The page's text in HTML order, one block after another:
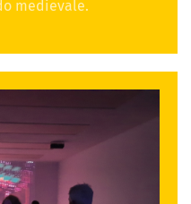
medievale.